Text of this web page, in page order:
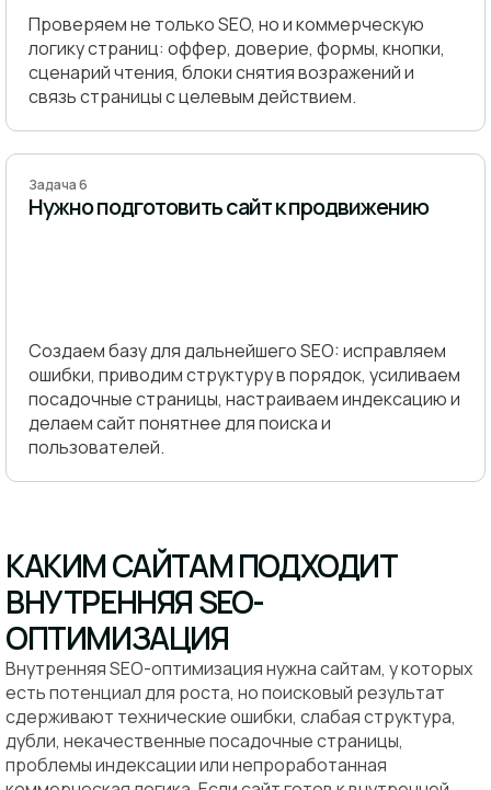
Проверяем не только SEO, но и коммерческую
логику страниц: оффер, доверие, формы, кнопки,
сценарий чтения, блоки снятия возражений и
связь страницы с целевым действием.
Задача 6
Нужно подготовить сайт к продвижению
Создаем базу для дальнейшего SEO: исправляем
ошибки, приводим структуру в порядок, усиливаем
посадочные страницы, настраиваем индексацию и
делаем сайт понятнее для поиска и
пользователей.
КАКИМ САЙТАМ ПОДХОДИТ
ВНУТРЕННЯЯ SEO-
ОПТИМИЗАЦИЯ
Внутренняя SEO-оптимизация нужна сайтам, у которых
есть потенциал для роста, но поисковый результат
сдерживают технические ошибки, слабая структура,
дубли, некачественные посадочные страницы,
проблемы индексации или непроработанная